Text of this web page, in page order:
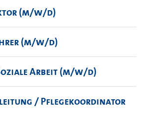
(m/w/d)
(m/w/d)
Arbeit (m/w/d)
/ Pflegekoordinator